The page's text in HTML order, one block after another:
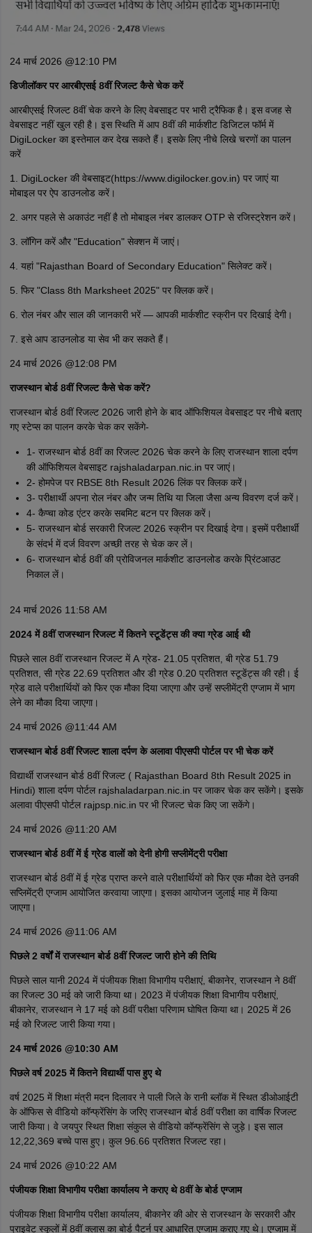
24 मार्च 2026 @12:10 PM
डिजीलॉकर पर आरबीएसई 8वीं रिजल्ट कैसे चेक करें
आरबीएसई रिजल्ट 8वीं चेक करने के लिए वेबसाइट पर भारी ट्रैफिक है। इस वजह से
वेबसाइट नहीं खुल रही है। इस स्थिति में आप 8वीं की मार्कशीट डिजिटल फॉर्म में
DigiLocker का इस्तेमाल कर देख सकते हैं। इसके लिए नीचे लिखे चरणों का पालन
करें
1. DigiLocker की वेबसाइट(https://www.digilocker.gov.in) पर जाएं या
मोबाइल पर ऐप डाउनलोड करें।
2. अगर पहले से अकाउंट नहीं है तो मोबाइल नंबर डालकर OTP से रजिस्ट्रेशन करें।
3. लॉगिन करें और "Education" सेक्शन में जाएं।
4. यहां "Rajasthan Board of Secondary Education" सिलेक्ट करें।
5. फिर "Class 8th Marksheet 2025" पर क्लिक करें।
6. रोल नंबर और साल की जानकारी भरें — आपकी मार्कशीट स्क्रीन पर दिखाई देगी।
7. इसे आप डाउनलोड या सेव भी कर सकते हैं।
24 मार्च 2026 @12:08 PM
राजस्थान बोर्ड 8वीं रिजल्ट कैसे चेक करें?
राजस्थान बोर्ड 8वीं रिजल्ट 2026 जारी होने के बाद ऑफिशियल वेबसाइट पर नीचे बताए
गए स्टेप्स का पालन करके चेक कर सकेंगे-
1- राजस्थान बोर्ड 8वीं का रिजल्ट 2026 चेक करने के लिए राजस्थान शाला दर्पण
की ऑफिशियल वेबसाइट rajshaladarpan.nic.in पर जाएं।
2- होमपेज पर RBSE 8th Result 2026 लिंक पर क्लिक करें।
3- परीक्षार्थी अपना रोल नंबर और जन्म तिथि या जिला जैसा अन्य विवरण दर्ज करें।
4- कैप्चा कोड एंटर करके सबमिट बटन पर क्लिक करें।
5- राजस्थान बोर्ड सरकारी रिजल्ट 2026 स्क्रीन पर दिखाई देगा। इसमें परीक्षार्थी
के संदर्भ में दर्ज विवरण अच्छी तरह से चेक कर लें।
6- राजस्थान बोर्ड 8वीं की प्रोविजनल मार्कशीट डाउनलोड करके प्रिंटआउट
निकाल लें।
24 मार्च 2026 11:58 AM
2024 में 8वीं राजस्थान रिजल्ट में कितने स्टूडेंट्स की क्या ग्रेड आई थी
पिछले साल 8वीं राजस्थान रिजल्ट में A ग्रेड- 21.05 प्रतिशत, बी ग्रेड 51.79
प्रतिशत, सी ग्रेड 22.69 प्रतिशत और डी ग्रेड 0.20 प्रतिशत स्टूडेंट्स की रही। ई
ग्रेड वाले परीक्षार्थियों को फिर एक मौका दिया जाएगा और उन्हें सप्लीमेंट्री एग्जाम में भाग
लेने का मौका दिया जाएगा।
24 मार्च 2026 @11:44 AM
राजस्थान बोर्ड 8वीं रिजल्ट शाला दर्पण के अलावा पीएसपी पोर्टल पर भी चेक करें
विद्यार्थी राजस्थान बोर्ड 8वीं रिजल्ट ( Rajasthan Board 8th Result 2025 in
Hindi) शाला दर्पण पोर्टल rajshaladarpan.nic.in पर जाकर चेक कर सकेंगे। इसके
अलावा पीएसपी पोर्टल rajpsp.nic.in पर भी रिजल्ट चेक किए जा सकेंगे।
24 मार्च 2026 @11:20 AM
राजस्थान बोर्ड 8वीं में ई ग्रेड वालों को देनी होगी सप्लीमेंट्री परीक्षा
राजस्थान बोर्ड 8वीं में ई ग्रेड प्राप्त करने वाले परीक्षार्थियों को फिर एक मौका देते उनकी
सप्लिमेंट्री एग्जाम आयोजित करवाया जाएगा। इसका आयोजन जुलाई माह में किया
जाएगा।
24 मार्च 2026 @11:06 AM
पिछले 2 वर्षों में राजस्थान बोर्ड 8वीं रिजल्ट जारी होने की तिथि
पिछले साल यानी 2024 में पंजीयक शिक्षा विभागीय परीक्षाएं, बीकानेर, राजस्थान ने 8वीं
का रिजल्ट 30 मई को जारी किया था। 2023 में पंजीयक शिक्षा विभागीय परीक्षाएं,
बीकानेर, राजस्थान ने 17 मई को 8वीं परीक्षा परिणाम घोषित किया था। 2025 में 26
मई को रिजल्ट जारी किया गया।
24 मार्च 2026 @10:30 AM
पिछले वर्ष 2025 में कितने विद्यार्थी पास हुए थे
वर्ष 2025 में शिक्षा मंत्री मदन दिलावर ने पाली जिले के रानी ब्लॉक में स्थित डीओआईटी
के ऑफिस से वीडियो कॉन्फ्रेंसिंग के जरिए राजस्थान बोर्ड 8वीं परीक्षा का वार्षिक रिजल्ट
जारी किया। वे जयपुर स्थित शिक्षा संकुल से वीडियो कॉन्फ्रेंसिंग से जुड़े। इस साल
12,22,369 बच्चे पास हुए। कुल 96.66 प्रतिशत रिजल्ट रहा।
24 मार्च 2026 @10:22 AM
पंजीयक शिक्षा विभागीय परीक्षा कार्यालय ने कराए थे 8वीं के बोर्ड एग्जाम
पंजीयक शिक्षा विभागीय परीक्षा कार्यालय, बीकानेर की ओर से राजस्थान के सरकारी और
प्राइवेट स्कूलों में 8वीं क्लास का बोर्ड पैटर्न पर आधारित एग्जाम कराए गए थे। एग्जाम में